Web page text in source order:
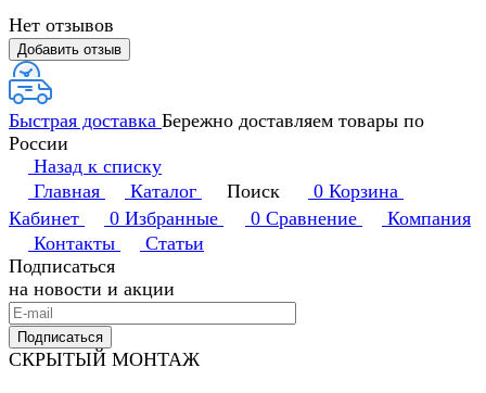
Нет отзывов
Добавить отзыв
Быстрая доставка Бережно доставляем товары по
России
Назад к списку
Главная
Каталог Поиск 0 Корзина
Кабинет
0 Избранные 0 Сравнение
Компания
Контакты
Статьи
Подписаться
на новости и акции
Подписаться
СКРЫТЫЙ МОНТАЖ